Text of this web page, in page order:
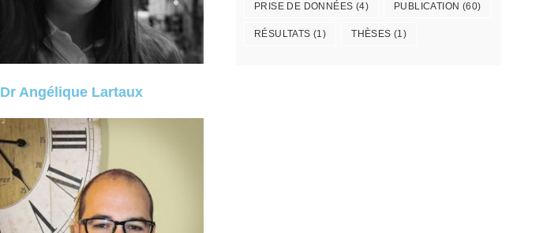
PRISE DE DONNÉES (4) PUBLICATION (60)
RÉSULTATS (1) THÈSES (1)
Dr Angélique Lartaux